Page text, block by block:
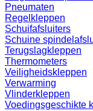
Pneumaten
Regelkleppen
Schuifafsluiters
Schuine
Terugslagkleppen
Thermometers
Veiligheidskleppen
Verwarming
Vlinderkleppen
Voedingsgeschikte